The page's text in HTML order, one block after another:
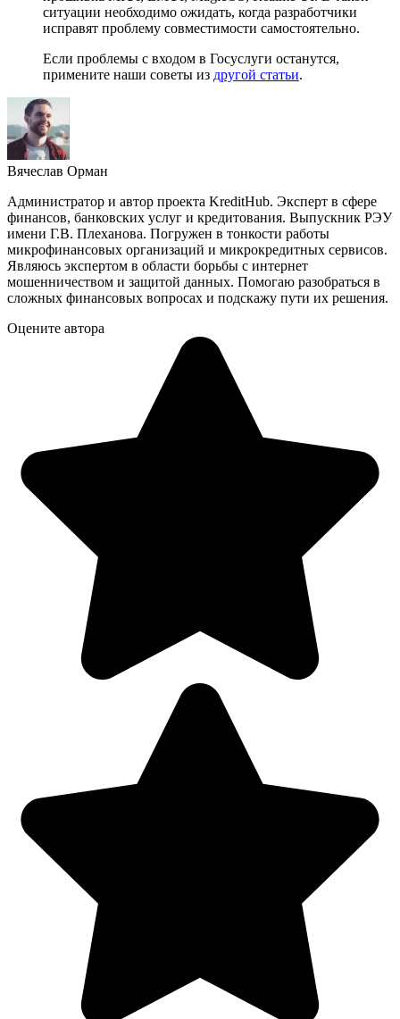
ситуации необходимо ожидать, когда разработчики
исправят проблему совместимости самостоятельно.
Если проблемы с входом в Госуслуги останутся,
примените наши советы из другой статьи.
Вячеслав Орман
Администратор и автор проекта KreditHub. Эксперт в сфере
финансов, банковских услуг и кредитования. Выпускник РЭУ
имени Г.В. Плеханова. Погружен в тонкости работы
микрофинансовых организаций и микрокредитных сервисов.
Являюсь экспертом в области борьбы с интернет
мошенничеством и защитой данных. Помогаю разобраться в
сложных финансовых вопросах и подскажу пути их решения.
Оцените автора